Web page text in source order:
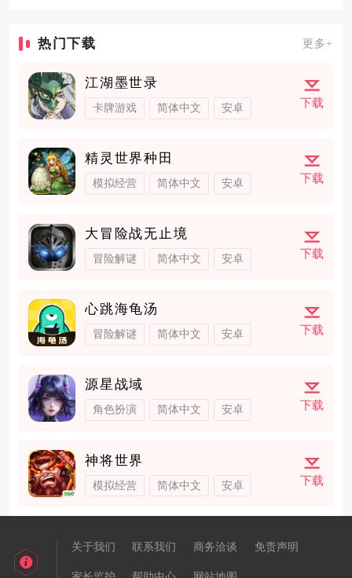
热门下载 更多+
江湖墨世录
卡牌游戏 简体中文 安卓 下载
精灵世界种田
模拟经营 简体中文 安卓 下载
大冒险战无止境
冒险解谜 简体中文 安卓 下载
心跳海龟汤
冒险解谜 简体中文 安卓 下载
源星战域
角色扮演 简体中文 安卓 下载
神将世界
模拟经营 简体中文 安卓 下载
关于我们 联系我们 商务洽谈 免责声明